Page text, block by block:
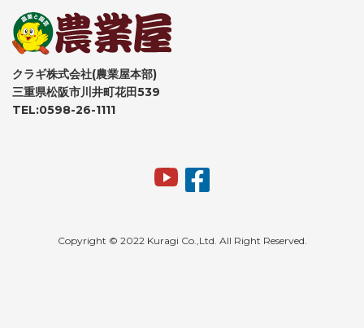
クラギ株式会社(農業屋本部)
三重県松阪市川井町花田539
TEL:0598-26-1111
Copyright © 2022 Kuragi Co.,Ltd. All Right Reserved.